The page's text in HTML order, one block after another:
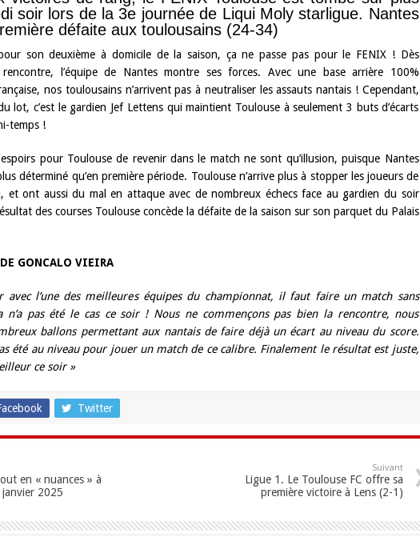
soir lors de la 3e journée de Liqui Moly starligue. Nantes
défaite aux toulousains (24-34)
son deuxième à domicile de la saison, ça ne passe pas pour le FENIX ! Dès
rencontre, l’équipe de Nantes montre ses forces. Avec une base arrière 100%
nos toulousains n’arrivent pas à neutraliser les assauts nantais ! Cependant,
lot, c’est le gardien Jef Lettens qui maintient Toulouse à seulement 3 buts d’écarts
temps !
pour Toulouse de revenir dans le match ne sont qu’illusion, puisque Nantes
déterminé qu’en première période. Toulouse n’arrive plus à stopper les joueurs de
et ont aussi du mal en attaque avec de nombreux échecs face au gardien du soir
des courses Toulouse concède la défaite de la saison sur son parquet du Palais
GONCALO VIEIRA
avec l’une des meilleures équipes du championnat, il faut faire un match sans
n’a pas été le cas ce soir ! Nous ne commençons pas bien la rencontre, nous
ballons permettant aux nantais de faire déjà un écart au niveau du score.
été au niveau pour jouer un match de ce calibre. Finalement le résultat est juste,
ce soir »
Twitter
en « nuances » à
2025
Suivant
Ligue 1. Le Toulouse FC offre sa
première victoire à Lens (2-1)